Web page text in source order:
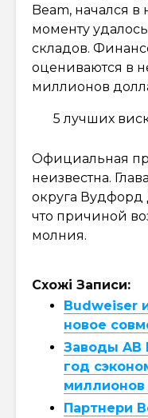
Beam, начался
моменту
складов.
оцениваются в
миллионов
5 лучших
Официальная
неизвестна.
округа
что причиной
молния.
Схожі Записи:
Budweiser
новое
Заводы AB
год
Партнери